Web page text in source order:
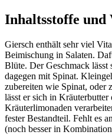
Inhaltsstoffe und
Giersch enthält sehr viel
Beimischung in Salaten.
Blüte. Der Geschmack
dagegen mit Spinat.
zubereiten wie Spinat, oder
lässt er sich in
Kräuterlimonaden
fester Bestandteil. Fehlt es
(noch besser in